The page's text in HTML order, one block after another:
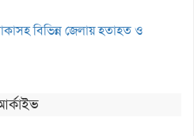
বিভিন্ন জেলায় হতাহত ও